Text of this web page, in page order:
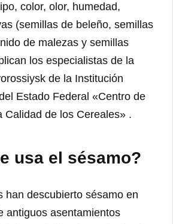
color, olor, humedad,
(semillas de beleño, semillas
de malezas y semillas
los especialistas de la
de la Institución
Estado Federal «Centro de
Calidad de los Cereales» .
usa el sésamo?
han descubierto sésamo en
antiguos asentamientos